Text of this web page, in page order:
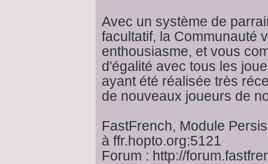
Avec un système de
facultatif, la Communauté
enthousiasme, et vous
d'égalité avec tous les
ayant été réalisée très
de nouveaux joueurs de
FastFrench, Module
à ffr.hopto.org:5121
Forum : http://